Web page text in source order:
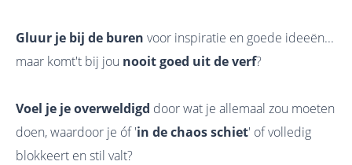
Gluur je bij de buren voor inspiratie en goede ideeën...
maar komt't bij jou nooit goed uit de verf?
Voel je je overweldigd door wat je allemaal zou moeten
doen, waardoor je óf 'in de chaos schiet' of volledig
blokkeert en stil valt?